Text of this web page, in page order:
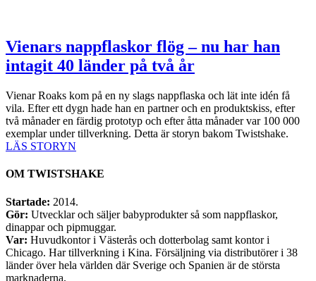
Vienars nappflaskor flög – nu har han
intagit 40 länder på två år
Vienar Roaks kom på en ny slags nappflaska och lät inte idén få
vila. Efter ett dygn hade han en partner och en produktskiss, efter
två månader en färdig prototyp och efter åtta månader var 100 000
exemplar under tillverkning. Detta är storyn bakom Twistshake.
LÄS STORYN
OM TWISTSHAKE
Startade: 2014.
Gör: Utvecklar och säljer babyprodukter så som nappflaskor,
dinappar och pipmuggar.
Var: Huvudkontor i Västerås och dotterbolag samt kontor i
Chicago. Har tillverkning i Kina. Försäljning via distributörer i 38
länder över hela världen där Sverige och Spanien är de största
marknaderna.